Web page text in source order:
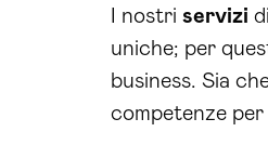
I nostri servizi di
uniche; per
business. Sia
competenze